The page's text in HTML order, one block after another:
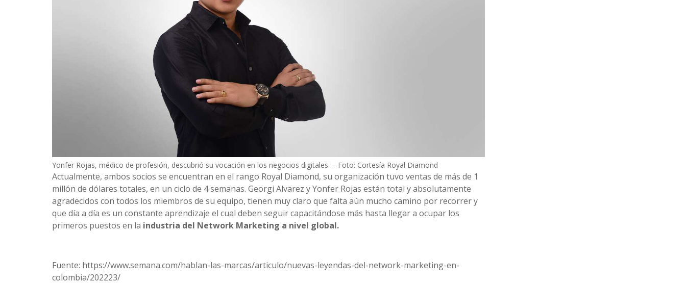
Yonfer Rojas, médico de profesión, descubrió su vocación en los negocios digitales. – Foto: Cortesía Royal Diamond
Actualmente, ambos socios se encuentran en el rango Royal Diamond, su organización tuvo ventas de más de 1
millón de dólares totales, en un ciclo de 4 semanas. Georgi Alvarez y Yonfer Rojas están total y absolutamente
agradecidos con todos los miembros de su equipo, tienen muy claro que falta aún mucho camino por recorrer y
que día a día es un constante aprendizaje el cual deben seguir capacitándose más hasta llegar a ocupar los
primeros puestos en la industria del Network Marketing a nivel global.
Fuente: https://www.semana.com/hablan-las-marcas/articulo/nuevas-leyendas-del-network-marketing-en-
colombia/202223/